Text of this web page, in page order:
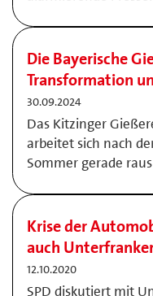
Die Bayerische
Transformation
30.09.2024
Das Kitzinger
arbeitet sich nach
Sommer gerade
Krise der
auch
12.10.2020
SPD diskutiert mit